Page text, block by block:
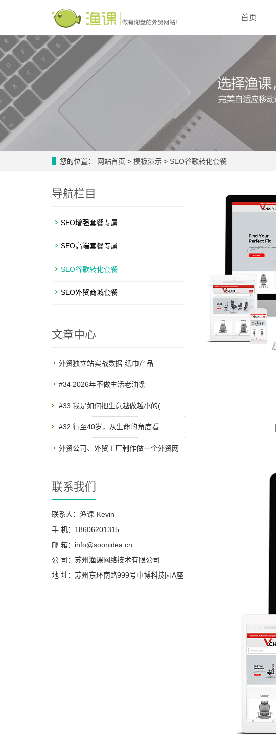
首页
您的位置： 网站首页 > 模板演示 > SEO谷歌转化套餐
导航栏目
SEO增强套餐专属
SEO高端套餐专属
SEO谷歌转化套餐
SEO外贸商城套餐
文章中心
外贸独立站实战数据-纸巾产品
#34 2026年不做生活老油条
#33 我是如何把生意越做越小的(
#32 行至40岁，从生命的角度看
外贸公司、外贸工厂制作做一个外贸网
联系我们
联系人：渔课-Kevin
手 机：18606201315
邮 箱：info@soonidea.cn
公 司：苏州渔课网络技术有限公司
地 址：苏州东环南路999号中博科技园A座